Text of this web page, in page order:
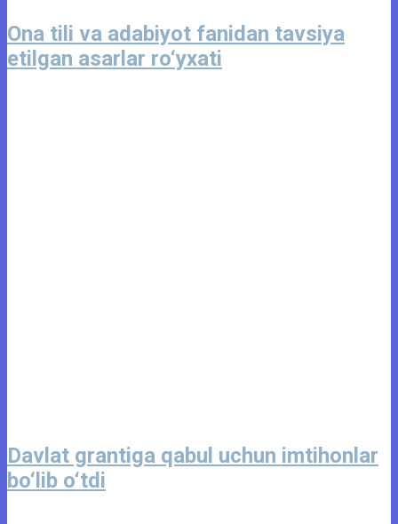
Ona tili va adabiyot fanidan tavsiya
etilgan asarlar ro‘yxati
Davlat grantiga qabul uchun imtihonlar
bo‘lib o‘tdi